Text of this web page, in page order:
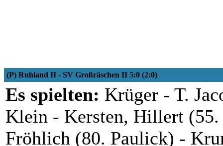
(P) Ruhland II - SV Großräschen II 5:0 (2:0)
Es spielten: Krüger - T.
Klein - Kersten, Hillert (55.
Fröhlich (80. Paulick) -